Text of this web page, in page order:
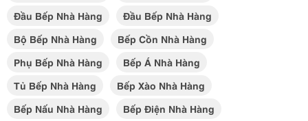
Đầu Bếp Nhà Hàng
Đầu Bếp Nhà Hàng
Bộ Bếp Nhà Hàng
Bếp Cồn Nhà Hàng
Phụ Bếp Nhà Hàng
Bếp Á Nhà Hàng
Tủ Bếp Nhà Hàng
Bếp Xào Nhà Hàng
Bếp Nấu Nhà Hàng
Bếp Điện Nhà Hàng